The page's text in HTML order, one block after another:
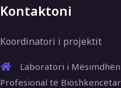
Kontaktoni
Koordinatori i projektit
Laboratori i
Profesional të